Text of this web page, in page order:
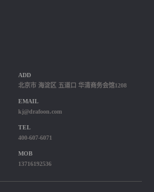
ADD
北京市 海淀区 五道口 华清商务会馆1208
EMAIL
kj@drafoon.com
TEL
400-607-6071
MOB
13716192536